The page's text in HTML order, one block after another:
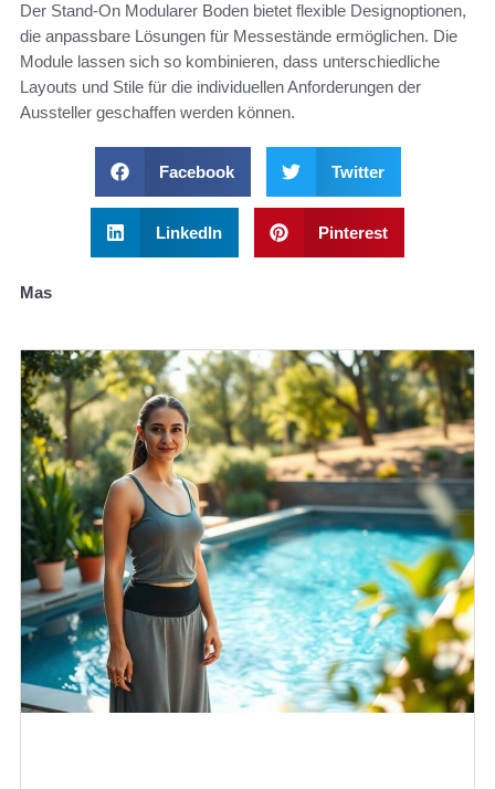
Der Stand-On Modularer Boden bietet flexible Designoptionen,
die anpassbare Lösungen für Messestände ermöglichen. Die
Module lassen sich so kombinieren, dass unterschiedliche
Layouts und Stile für die individuellen Anforderungen der
Aussteller geschaffen werden können.
Facebook Twitter
LinkedIn Pinterest
Mas